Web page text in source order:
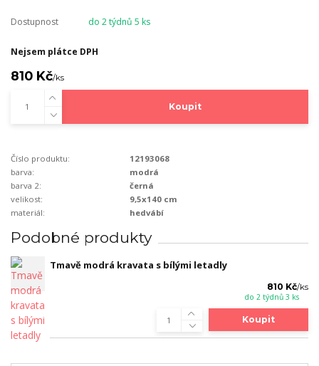
Dostupnost do 2 týdnů 5 ks
Nejsem plátce DPH
810 Kč/ks
Koupit
Číslo produktu:
12193068
barva:
modrá
barva 2:
černá
velikost:
9,5x140 cm
materiál:
hedvábí
Podobné produkty
Tmavě modrá kravata s bílými letadly
810 Kč/ks
do 2 týdnů 3 ks
Koupit